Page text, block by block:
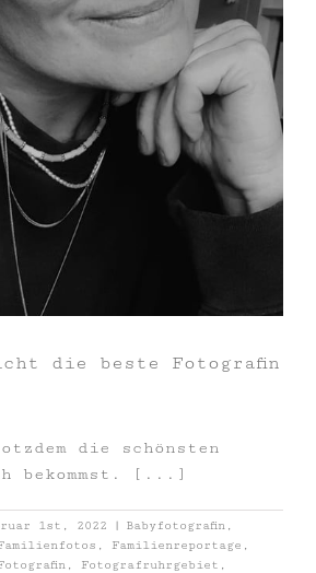
die beste Fotografin
die schönsten
bekommst. [...]
1st, 2022 | Babyfotografin
Familienreportage
Fotografruhrgebiet